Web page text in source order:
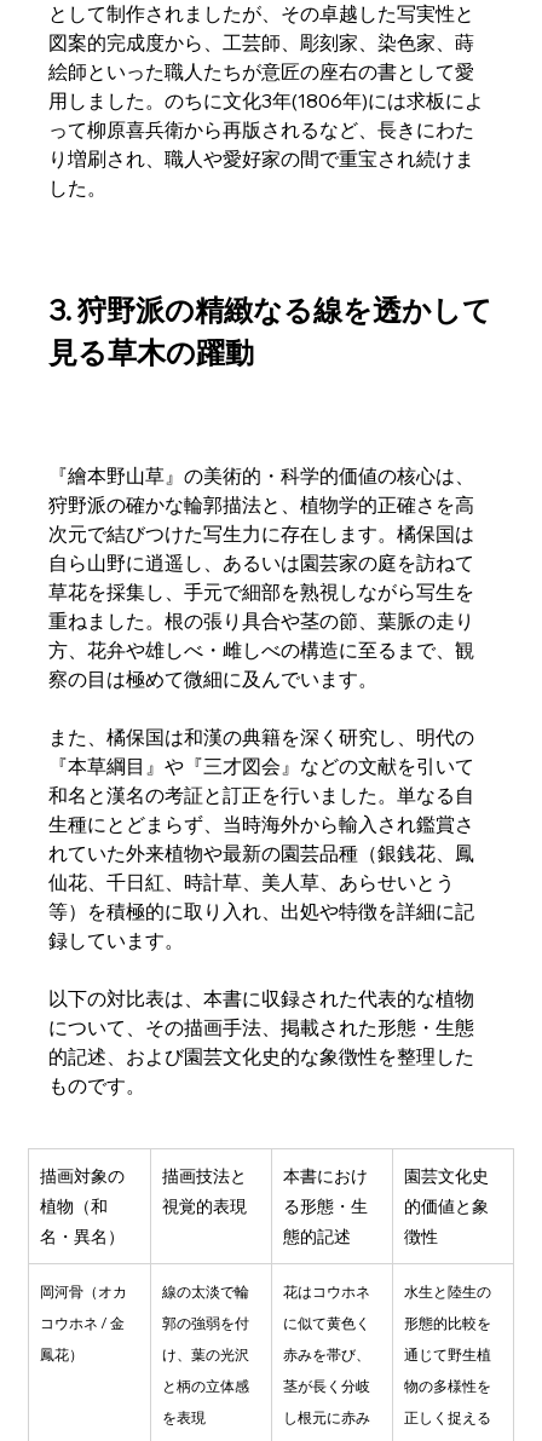
として制作されましたが、その卓越した写実性と
図案的完成度から、工芸師、彫刻家、染色家、蒔
絵師といった職人たちが意匠の座右の書として愛
用しました。のちに文化3年(1806年)には求板によ
って柳原喜兵衛から再版されるなど、長きにわた
り増刷され、職人や愛好家の間で重宝され続けま
した。
3. 狩野派の精緻なる線を透かして
見る草木の躍動
『繪本野山草』の美術的・科学的価値の核心は、
狩野派の確かな輪郭描法と、植物学的正確さを高
次元で結びつけた写生力に存在します。橘保国は
自ら山野に逍遥し、あるいは園芸家の庭を訪ねて
草花を採集し、手元で細部を熟視しながら写生を
重ねました。根の張り具合や茎の節、葉脈の走り
方、花弁や雄しべ・雌しべの構造に至るまで、観
察の目は極めて微細に及んでいます。
また、橘保国は和漢の典籍を深く研究し、明代の
『本草綱目』や『三才図会』などの文献を引いて
和名と漢名の考証と訂正を行いました。単なる自
生種にとどまらず、当時海外から輸入され鑑賞さ
れていた外来植物や最新の園芸品種（銀銭花、鳳
仙花、千日紅、時計草、美人草、あらせいとう
等）を積極的に取り入れ、出処や特徴を詳細に記
録しています。
以下の対比表は、本書に収録された代表的な植物
について、その描画手法、掲載された形態・生態
的記述、および園芸文化史的な象徴性を整理した
ものです。
描画対象の
植物（和
名・異名）
描画技法と
視覚的表現
本書におけ
る形態・生
態的記述
園芸文化史
的価値と象
徴性
岡河骨（オカ
コウホネ / 金
鳳花）
線の太淡で輪
郭の強弱を付
け、葉の光沢
と柄の立体感
を表現
花はコウホネ
に似て黄色く
赤みを帯び、
茎が長く分岐
し根元に赤み
水生と陸生の
形態的比較を
通じて野生植
物の多様性を
正しく捉える